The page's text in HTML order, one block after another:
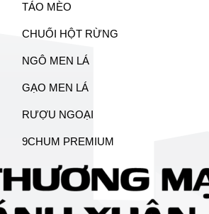
TÁO MÈO
CHUỐI HỘT RỪNG
NGÔ MEN LÁ
GẠO MEN LÁ
RƯỢU NGOẠI
9CHUM PREMIUM